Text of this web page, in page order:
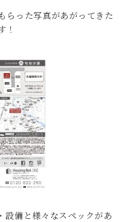
らった写真があがってきた
！
設備と様々なスペックがあ